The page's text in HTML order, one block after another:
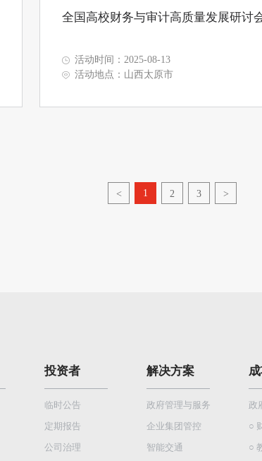
全国高校财务与审计高质量发展研讨
活动时间：2025-08-13
活动地点：山西太原市
< 1 2 3 >
投资者
临时公告
定期报告
公司治理
解决方案
政府管理与服务
企业集团管控
智能交通
政
○
○